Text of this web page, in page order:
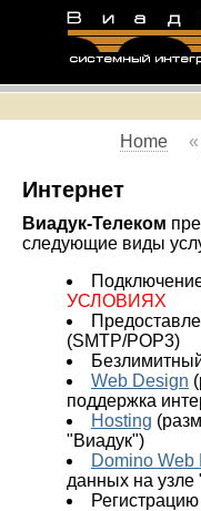
Home
«
Интернет
Виадук-Телеком
следующие виды
УСЛОВИЯХ
(SMTP/POP3)
Web Design
поддержка
Hosting
"Виадук")
Domino Web
данных на узле